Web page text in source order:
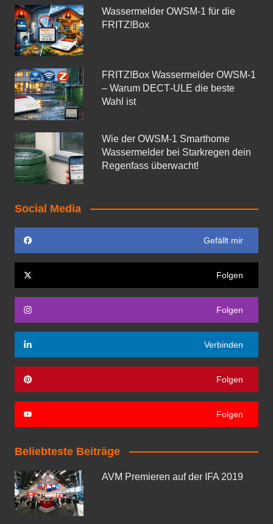
Wassermelder OWSM‑1 für die
FRITZ!Box
FRITZ!Box Wassermelder OWSM-1
– Warum DECT‑ULE die beste
Wahl ist
Wie der OWSM‑1 Smarthome
Wassermelder bei Starkregen dein
Regenfass überwacht!
Social Media
Gefällt mir
Folgen
Folgen
Verbinden
Folgen
Folgen
Beliebteste Beiträge
AVM Premieren auf der IFA 2019